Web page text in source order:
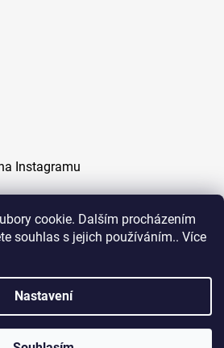
cookie. Dalším procházením
souhlas s jejich používáním.. Více
Nastavení
Instagramu
zoo-branik.cz - Všechna